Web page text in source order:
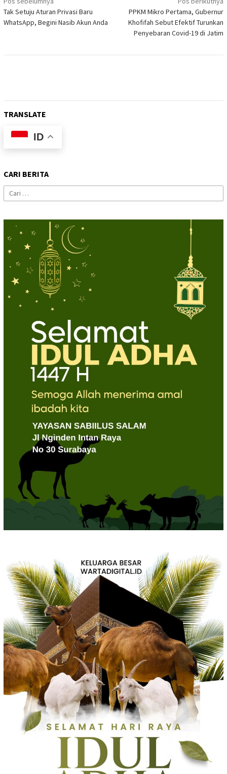
pos
Tak Setuju Aturan Privasi Baru
WhatsApp, Begini Nasib Akun Anda
PPKM Mikro Pertama, Gubernur
Khofifah Sebut Efektif Turunkan
Penyebaran Covid-19 di Jatim
TRANSLATE
ID
CARI BERITA
Cari
untuk: